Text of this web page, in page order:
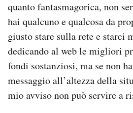
quanto fantasmagorica, non
hai qualcuno e qualcosa da
giusto stare sulla rete e starci
dedicando al web le migliori
fondi sostanziosi, ma se non
messaggio all’altezza della
mio avviso non può servire a